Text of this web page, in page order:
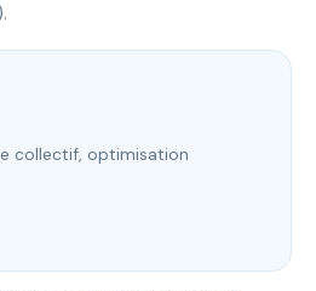
collectif, optimisation